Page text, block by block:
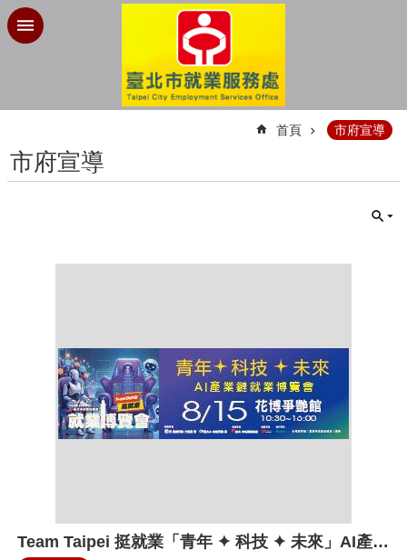
跳到主要內容區塊
首頁 市府宣導
市府宣導
Team Taipei 挺就業「青年 ✦ 科技 ✦ 未來」AI產業鏈就業博覽會